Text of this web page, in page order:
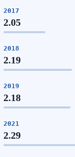
2017
2.05
2018
2.19
2019
2.18
2021
2.29